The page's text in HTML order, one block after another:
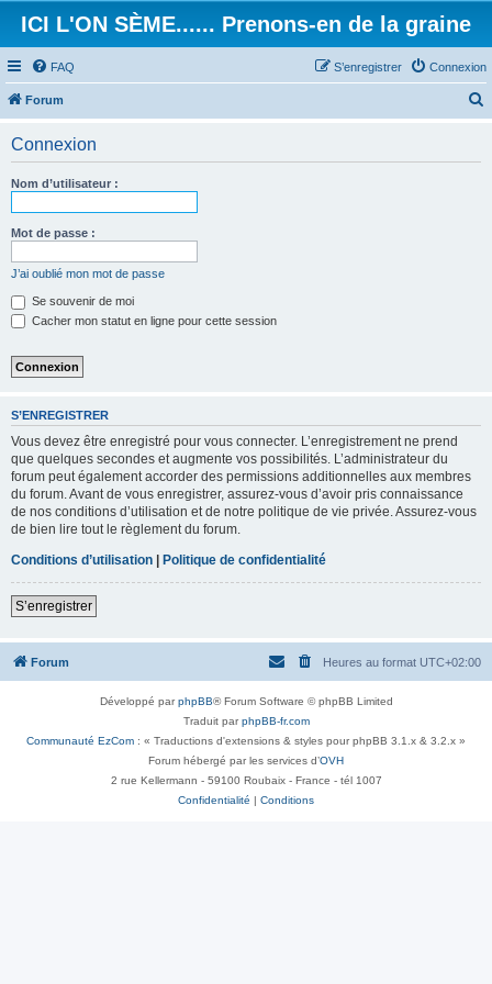
ICI L'ON SÈME...... Prenons-en de la graine
FAQ Connexion
S’enregistrer
Forum
Connexion
Nom d’utilisateur :
Mot de passe :
J’ai oublié mon mot de passe
Se souvenir de moi
Cacher mon statut en ligne pour cette session
S’ENREGISTRER
Vous devez être enregistré pour vous connecter. L’enregistrement ne prend
que quelques secondes et augmente vos possibilités. L’administrateur du
forum peut également accorder des permissions additionnelles aux membres
du forum. Avant de vous enregistrer, assurez-vous d’avoir pris connaissance
de nos conditions d’utilisation et de notre politique de vie privée. Assurez-vous
de bien lire tout le règlement du forum.
Conditions d’utilisation | Politique de confidentialité
S’enregistrer
Forum Heures au format UTC+02:00
Développé parphpBB® Forum Software © phpBB Limited
Traduit parphpBB-fr.com
Communauté EzCom : « Traductions d'extensions & styles pour phpBB 3.1.x & 3.2.x »
Forum hébergé par les services d’OVH
2 rue Kellermann - 59100 Roubaix - France - tél 1007
Confidentialité | Conditions